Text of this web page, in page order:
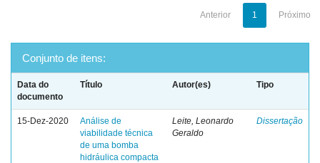
Anterior 1 Próximo
Conjunto de itens:
Data do
documento
Título Autor(es) Tipo
15-Dez-2020
Análise de
viabilidade técnica
de uma bomba
hidráulica compacta
Leite, Leonardo
Geraldo
Dissertação